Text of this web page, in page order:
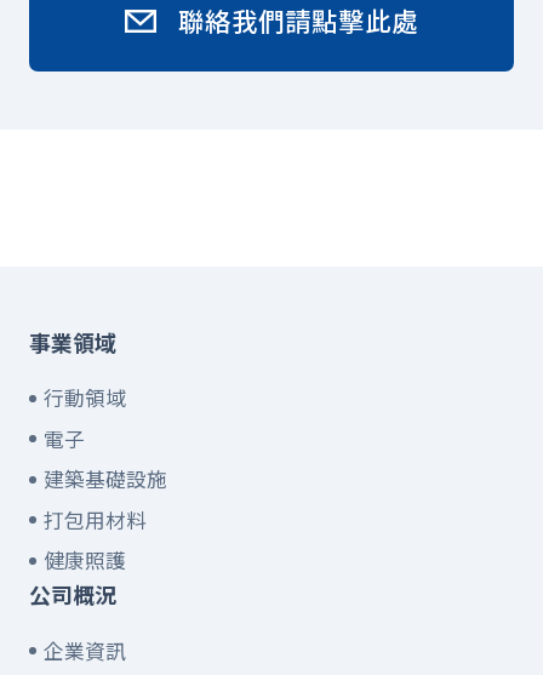
聯絡我們請點擊此處
事業領域
行動領域
電子
建築基礎設施
打包用材料
健康照護
公司概況
企業資訊